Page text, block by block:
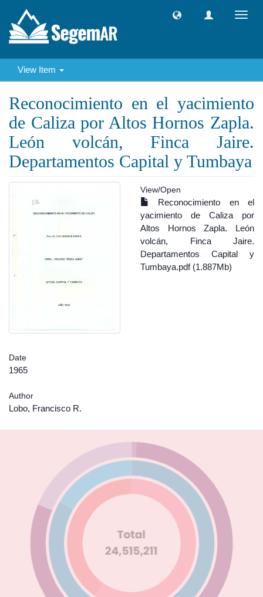
View Item
Reconocimiento en el yacimiento
de Caliza por Altos Hornos Zapla.
León volcán, Finca Jaire.
Departamentos Capital y Tumbaya
View/Open
Reconocimiento en el
yacimiento de Caliza por
Altos Hornos Zapla. León
volcán, Finca Jaire.
Departamentos Capital y
Tumbaya.pdf (1.887Mb)
Date
1965
Author
Lobo, Francisco R.